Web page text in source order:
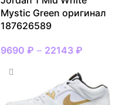
Mystic Green оригинал
187626589
9690 ₽ – 22143 ₽